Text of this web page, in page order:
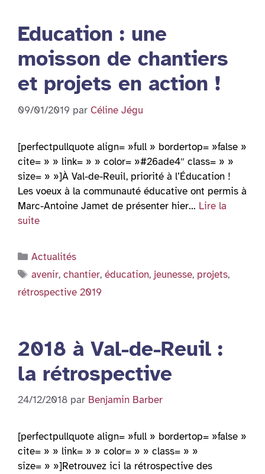
Education : une
moisson de chantiers
et projets en action !
09/01/2019 par Céline Jégu
[perfectpullquote align= »full » bordertop= »false »
cite= » » link= » » color= »#26ade4″ class= » »
size= » »]À Val-de-Reuil, priorité à l’Éducation !
Les voeux à la communauté éducative ont permis à
Marc-Antoine Jamet de présenter hier… Lire la
suite
Catégories
Actualités
Étiquettes
avenir,chantier,éducation, jeunesse, projets,
rétrospective 2019
2018 à Val-de-Reuil :
la rétrospective
24/12/2018 par Benjamin Barber
[perfectpullquote align= »full » bordertop= »false »
cite= » » link= » » color= » » class= » »
size= » »]Retrouvez ici la rétrospective des